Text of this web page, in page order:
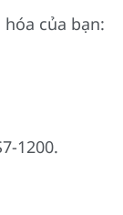
của bạn:
1200.